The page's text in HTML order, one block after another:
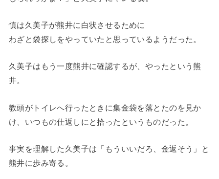
慎は久美子が熊井に白状させるために
わざと袋探しをやっていたと思っているようだった。
久美子はもう一度熊井に確認するが、やったという熊
井。
教頭がトイレへ行ったときに集金袋を落とたのを見か
け、いつもの仕返しにと拾ったというものだった。
事実を理解した久美子は「もういいだろ、金返そう」と
熊井に歩み寄る。